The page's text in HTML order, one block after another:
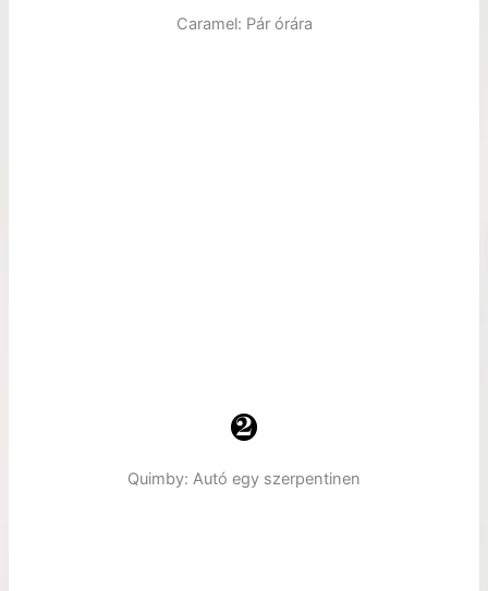
Caramel: Pár órára
Quimby: Autó egy szerpentinen